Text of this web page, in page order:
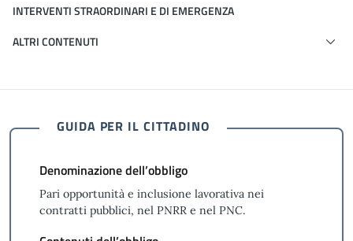
INTERVENTI STRAORDINARI E DI EMERGENZA
ALTRI CONTENUTI
GUIDA PER IL CITTADINO
Denominazione dell’obbligo
Pari opportunità e inclusione lavorativa nei
contratti pubblici, nel PNRR e nel PNC.